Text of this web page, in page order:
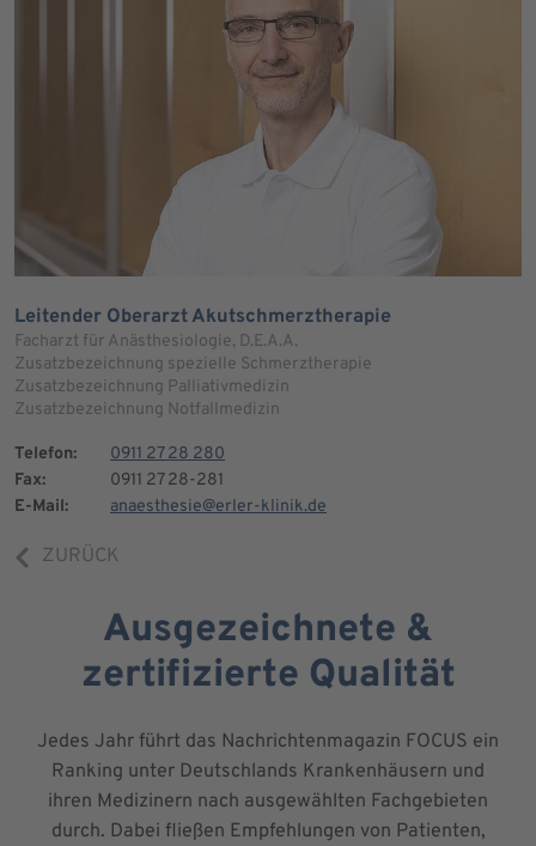
Leitender Oberarzt Akutschmerztherapie
Facharzt für Anästhesiologie, D.E.A.A.
Zusatzbezeichnung spezielle Schmerztherapie
Zusatzbezeichnung Palliativmedizin
Zusatzbezeichnung Notfallmedizin
Telefon:
0911 27 28 280
Fax:
0911 27 28-281
E-Mail:
anaesthesie@erler-klinik.de
ZURÜCK
Ausgezeichnete &
zertifizierte Qualität
Jedes Jahr führt das Nachrichtenmagazin FOCUS ein
Ranking unter Deutschlands Krankenhäusern und
ihren Medizinern nach ausgewählten Fachgebieten
durch. Dabei fließen Empfehlungen von Patienten,